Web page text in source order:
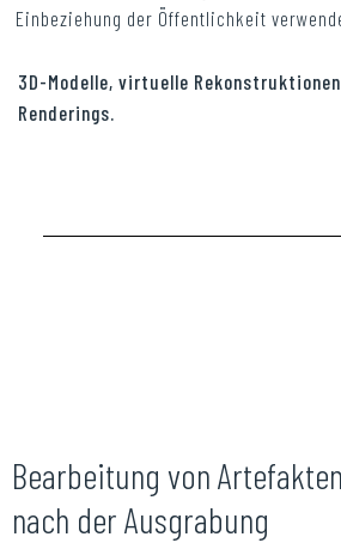
Einbeziehung der Öffentlichkeit
3D-Modelle, virtuelle
Renderings.
Bearbeitung von Artefakten
nach der Ausgrabung